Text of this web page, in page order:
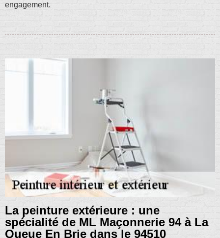
engagement.
La peinture extérieure : une
spécialité de ML Maçonnerie 94 à La
Queue En Brie dans le 94510